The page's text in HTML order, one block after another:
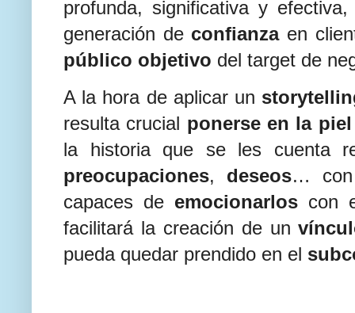
profunda, significativa y
generación deconfianza en
público objetivo del target de
A la hora de aplicar un
resulta crucial ponerse en la
la historia que se les cuenta
preocupaciones, deseos… con
capaces de emocionarlos con
facilitará la creación de un
pueda quedar prendido en el